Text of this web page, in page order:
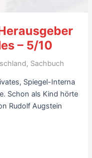
– 5/10
, Sachbuch
Spiegel-Interna
Schon als Kind hörte
Rudolf Augstein